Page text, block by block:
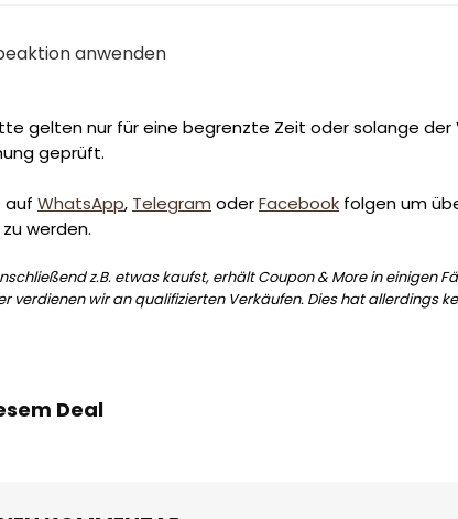
anwenden
gelten nur für eine begrenzte Zeit oder solange der
geprüft.
auf WhatsApp, Telegram oderFacebook folgen um
werden.
z.B. etwas kaufst, erhält Coupon & More in einigen
verdienen wir an qualifizierten Verkäufen. Dies hat allerdings
Deal